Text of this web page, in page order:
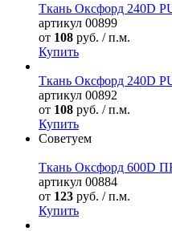
Ткань Оксфорд 240D
артикул 00899
от 108 руб. / п.м.
Купить
Ткань Оксфорд 240D
артикул 00892
от 108 руб. / п.м.
Купить
Советуем
Ткань Оксфорд 600D
артикул 00884
от 123 руб. / п.м.
Купить